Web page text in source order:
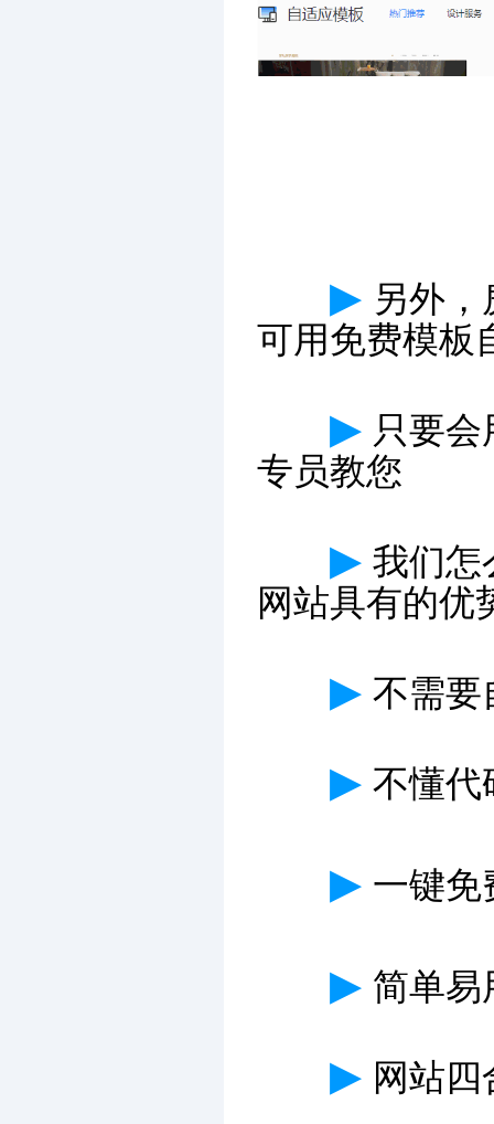
▶ 另外
可用免费模板
▶ 只要
专员教您
▶ 我们怎
网站具有的优
▶ 不需要
▶ 不懂代
▶ 一键免
▶ 简单易
▶ 网站四